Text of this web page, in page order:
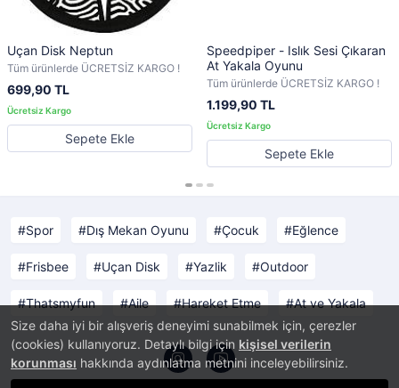
Size daha iyi bir alışveriş deneyimi sunabilmek için, çerezler
(cookies) kullanıyoruz. Detaylı bilgi için kişisel verilerin
korunması hakkında aydınlatma metnini inceleyebilirsiniz.
Uçan Disk Neptun
Tüm ürünlerde ÜCRETSİZ KARGO !
699,90 TL
Sepete Ekle
Speedpiper - Islık Sesi Çıkaran
At Yakala Oyunu
Tüm ürünlerde ÜCRETSİZ KARGO !
1.199,90 TL
Sepete Ekle
Spor Dış Mekan Oyunu Çocuk Eğlence
Frisbee Uçan Disk Yazlik Outdoor
Thatsmyfun Aile Hareket Etme At ve Yakala